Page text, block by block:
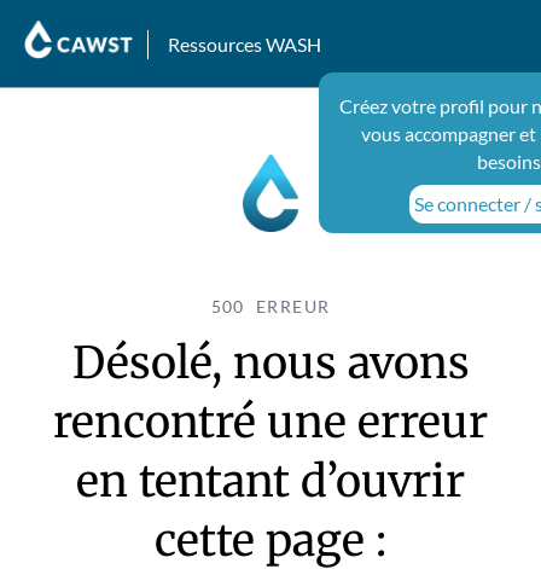
Ressources WASH
Créez votre profil pour
vous accompagner
Se connecter /
500 ERREUR
Désolé, nous avons
rencontré une erreur
en tentant d’ouvrir
cette page :